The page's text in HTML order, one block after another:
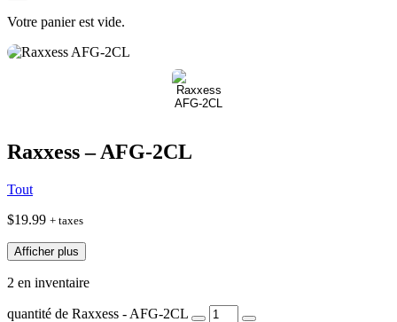
Votre panier est vide.
Raxxess – AFG-2CL
Tout
$19.99 + taxes
Afficher plus
2 en inventaire
quantité de Raxxess - AFG-2CL